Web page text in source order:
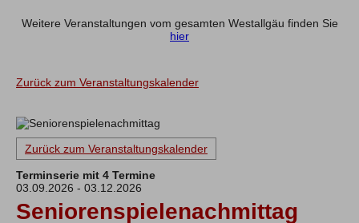
Weitere Veranstaltungen vom gesamten Westallgäu finden Sie
hier
Zurück zum Veranstaltungskalender
Zurück zum Veranstaltungskalender
Terminserie mit 4 Termine
03.09.2026 - 03.12.2026
Seniorenspielenachmittag